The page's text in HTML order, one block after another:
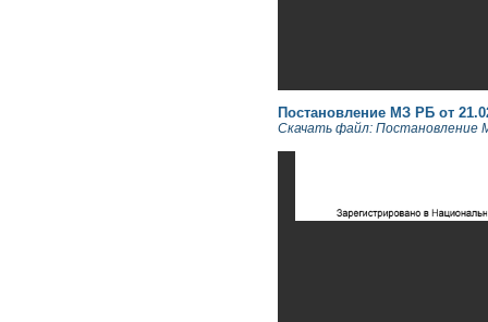
Постановление МЗ РБ от
Скачать файл: Постановление